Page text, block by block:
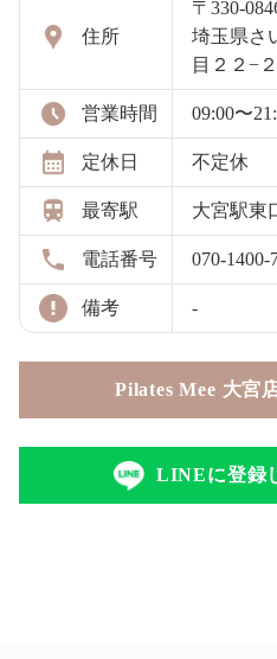
住所
〒330-
埼玉県さ
目２２−
営業時間 09:00〜
定休日 不定休
最寄駅 大宮駅東
電話番号 070-1400-
備考 -
Pilates Mee 大宮
LINEに登録